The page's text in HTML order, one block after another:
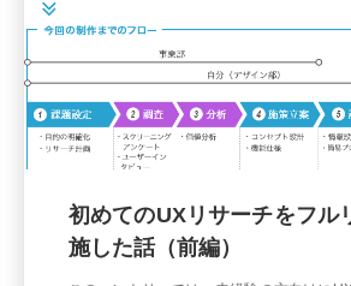
初めてのUXリサーチをフル
施した話（前編）